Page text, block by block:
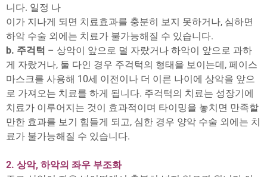
니다. 일정 나
이가 지나게 되면 치료효과를 충분히 보지 못하거나, 심하면
하악 수술 외에는 치료가 불가능해질 수 있습니다.
b. 주걱턱 – 상악이 앞으로 덜 자랐거나 하악이 앞으로 과하
게 자랐거나, 둘 다인 경우 주걱턱의 형태을 보이는데, 페이스
마스크를 사용해 10세 이전이나 더 이른 나이에 상악을 앞으
로 가져오는 치료를 하게 됩니다. 주걱턱의 치료는 성장기에
치료가 이루어지는 것이 효과적이며 타이밍을 놓치면 만족할
만한 효과를 보기 힘들게 되고, 심한 경우 양악 수술 외에는 치
료가 불가능해질 수 있습니다.
2. 상악, 하악의 좌우 부조화